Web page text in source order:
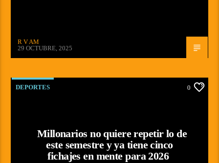
R V AM
29 OCTUBRE, 2025
DEPORTES 0
Millonarios no quiere repetir lo de
este semestre y ya tiene cinco
fichajes en mente para 2026